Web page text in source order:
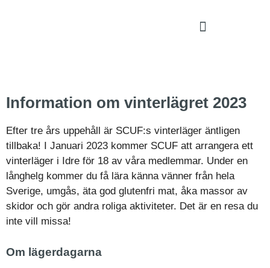
Information om vinterlägret 2023
Efter tre års uppehåll är SCUF:s vinterläger äntligen
tillbaka! I Januari 2023 kommer SCUF att arrangera ett
vinterläger i Idre för 18 av våra medlemmar. Under en
långhelg kommer du få lära känna vänner från hela
Sverige, umgås, äta god glutenfri mat, åka massor av
skidor och gör andra roliga aktiviteter. Det är en resa du
inte vill missa!
Om lägerdagarna